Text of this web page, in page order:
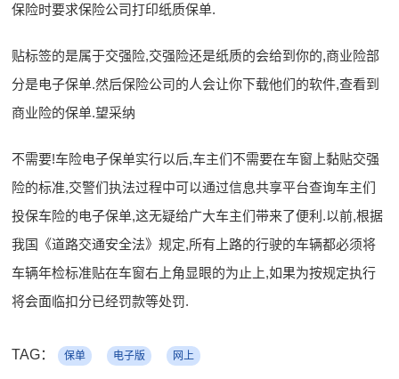
保险时要求保险公司打印纸质保单.
贴标签的是属于交强险,交强险还是纸质的会给到你的,商业险部
分是电子保单.然后保险公司的人会让你下载他们的软件,查看到
商业险的保单.望采纳
不需要!车险电子保单实行以后,车主们不需要在车窗上黏贴交强
险的标准,交警们执法过程中可以通过信息共享平台查询车主们
投保车险的电子保单,这无疑给广大车主们带来了便利.以前,根据
我国《道路交通安全法》规定,所有上路的行驶的车辆都必须将
车辆年检标准贴在车窗右上角显眼的为止上,如果为按规定执行
将会面临扣分已经罚款等处罚.
TAG： 保单 电子版 网上